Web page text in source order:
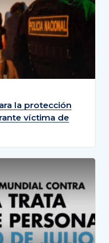
la protección
víctima de